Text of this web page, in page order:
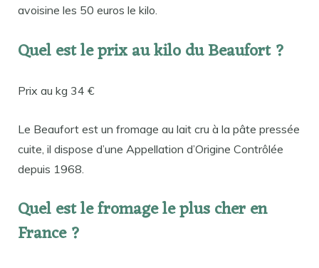
avoisine les 50 euros le kilo.
Quel est le prix au kilo du Beaufort ?
Prix au kg 34 €
Le Beaufort est un fromage au lait cru à la pâte pressée
cuite, il dispose d’une Appellation d’Origine Contrôlée
depuis 1968.
Quel est le fromage le plus cher en
France ?